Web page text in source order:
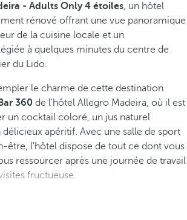
- Adults Only 4 étoiles, un hôtel
rénové offrant une vue panoramique
de la cuisine locale et un
à quelques minutes du centre de
du Lido.
le charme de cette destination
360 de l'hôtel Allegro Madeira, où il est
un cocktail coloré, un jus naturel
délicieux apéritif. Avec une salle de sport
être, l'hôtel dispose de tout ce dont vous
ressourcer après une journée de travail
fructueuse.